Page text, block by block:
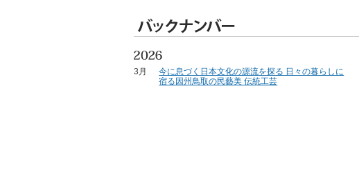
3月
今に息づく日本文化の源流を探る 日々の暮らしに
宿る因州鳥取の民藝美 伝統工芸